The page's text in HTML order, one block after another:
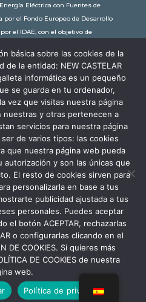
Eléctrica con Fuentes de
por el Fondo Europeo de Desarrollo
el IDAE, con el objetivo de
potencia instalada de 60kW, la
ahorra al planeta 34,79
a recorrer 116.677 km en coche
de Privacidad
Canal Denuncia
básica sobre las cookies de la
de la entidad: NEW CASTELAR
informática es un pequeño
se guarda en tu ordenador,
vez que visitas nuestra página
nuestras y otras pertenecen a
servicios para nuestra página
de varios tipos: las cookies
que nuestra página web pueda
y son las únicas que
El resto de cookies sirven para
personalizarla en base a tus
publicidad ajustada a tus
personales. Puedes aceptar
el botón ACEPTAR, rechazarlas
o configurarlas clicando en el
DE COOKIES. Si quieres más
DE COOKIES de nuestra
web.
Política de privacidad